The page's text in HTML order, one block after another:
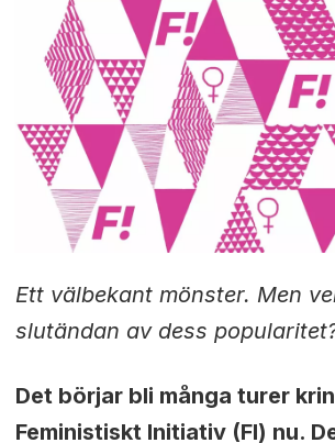
Ett välbekant mönster. Men
slutändan av dess
Det börjar bli många turer
Feministiskt Initiativ (FI) nu.